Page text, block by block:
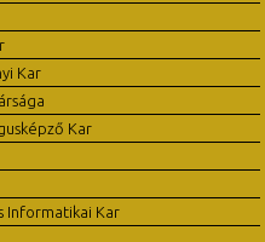
Kar
Kar
Informatikai Kar